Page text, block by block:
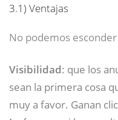
3.1) Ventajas
No podemos
Visibilidad: que los
sean la primera cosa
muy a favor. Ganan